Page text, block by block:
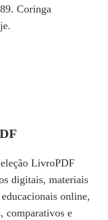
Coringa
LivroPDF
digitais, materiais
online,
comparativos e